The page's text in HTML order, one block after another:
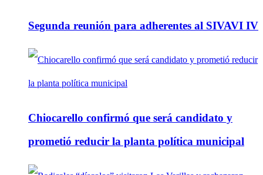
Segunda reunión para adherentes al SIVAVI IV
Chiocarello confirmó que será candidato y
prometió reducir la planta política municipal